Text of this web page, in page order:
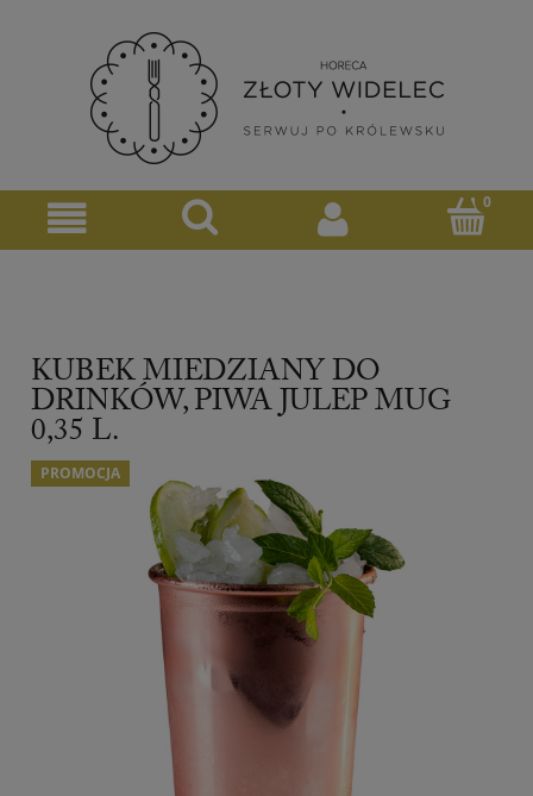
KUBEK MIEDZIANY DO
DRINKÓW, PIWA JULEP MUG
0,35 L.
PROMOCJA